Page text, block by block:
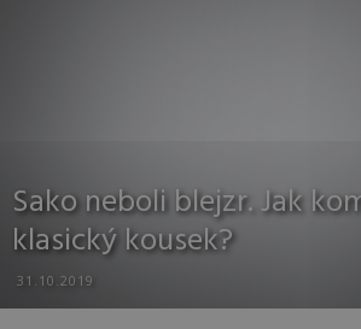
Sako neboli blejzr. Jak
klasický kousek?
31.10.2019